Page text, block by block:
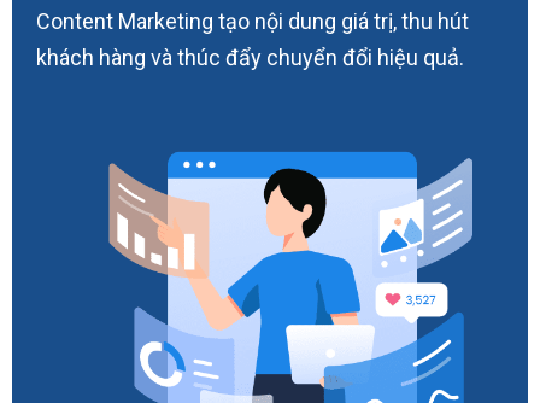
Content Marketing tạo nội dung giá trị, thu hút
khách hàng và thúc đẩy chuyển đổi hiệu quả.